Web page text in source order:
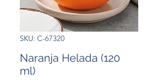
SKU: C-67320
Naranja Helada (120
ml)